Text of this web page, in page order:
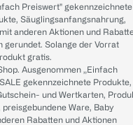
Preiswert" gekennzeichnete
Säuglingsanfangsnahrung,
anderen Aktionen und
gerundet. Solange der Vorrat
gratis.
Ausgenommen „Einfach
gekennzeichnete Produkte,
und Wertkarten,
preisgebundene Ware, Baby
Rabatten und Aktionen